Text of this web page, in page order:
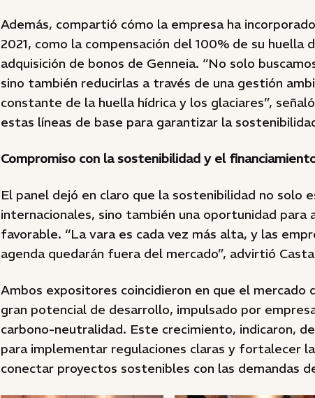
Además, compartió cómo la empresa ha
2021, como la compensación del 100% de su huella
adquisición de bonos de Genneia. “No solo
sino también reducirlas a través de una gestión
constante de la huella hídrica y los glaciares”,
estas líneas de base para garantizar la
Compromiso con la sostenibilidad y el
El panel dejó en claro que la sostenibilidad no solo
internacionales, sino también una oportunidad para
favorable. “La vara es cada vez más alta, y las
agenda quedarán fuera del mercado”, advirtió
Ambos expositores coincidieron en que el mercado
gran potencial de desarrollo, impulsado por
carbono-neutralidad. Este crecimiento, indicaron,
para implementar regulaciones claras y fortalecer
conectar proyectos sostenibles con las demandas